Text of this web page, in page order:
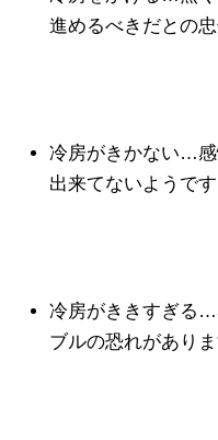
進めるべきだとの忠
冷房がきかない…感
出来てないようです
冷房がききすぎる…
ブルの恐れがありま